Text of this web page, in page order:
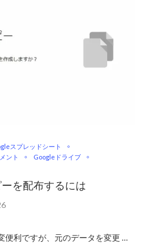
スプレッドシート
ント
Googleドライブ
を配布するには
便利ですが、元のデータを変更 …